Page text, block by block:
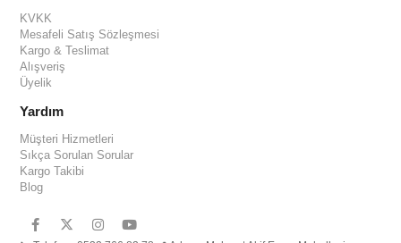
KVKK
Mesafeli Satış Sözleşmesi
Kargo & Teslimat
Alışveriş
Üyelik
Yardım
Müşteri Hizmetleri
Sıkça Sorulan Sorular
Kargo Takibi
Blog